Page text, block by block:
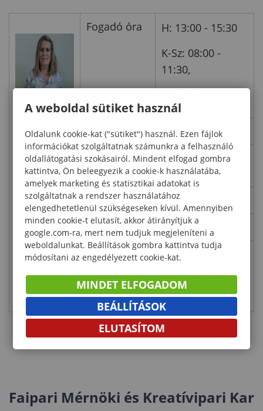
Varga Judit
Doktori
ügyintéző
Fogadó óra
H: 13:00 - 15:30
K-Sz: 08:00 -
11:30,
Szakok
Doktori képzések
E-mail
varga.judit@uni-
sopron.hu
Telefonszám
(+36 99) 518-207
Szobaszám
A115
Cím
Magyarország
Bajcsy-Zsilinszky
u. 4.
Faipari Mérnöki és Kreatívipari Kar
A weboldal sütiket használ
Oldalunk cookie-kat ("sütiket") használ. Ezen fájlok
információkat szolgáltatnak számunkra a felhasználó
oldallátogatási szokásairól. Mindent elfogad gombra
kattintva, Ön beleegyezik a cookie-k használatába,
amelyek marketing és statisztikai adatokat is
szolgáltatnak a rendszer használatához
elengedhetetlenül szükségeseken kívül. Amennyiben
minden cookie-t elutasít, akkor átirányítjuk a
google.com-ra, mert nem tudjuk megjeleníteni a
weboldalunkat. Beállítások gombra kattintva tudja
módosítani az engedélyezett cookie-kat.
MINDET ELFOGADOM
BEÁLLÍTÁSOK
ELUTASÍTOM